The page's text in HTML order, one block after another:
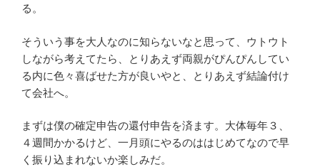
る。
そういう事を大人なのに知らないなと思って、ウトウト
しながら考えてたら、とりあえず両親がぴんぴんしてい
る内に色々喜ばせた方が良いやと、とりあえず結論付け
て会社へ。
まずは僕の確定申告の還付申告を済ます。大体毎年３、
４週間かかるけど、一月頭にやるのははじめてなので早
く振り込まれないか楽しみだ。